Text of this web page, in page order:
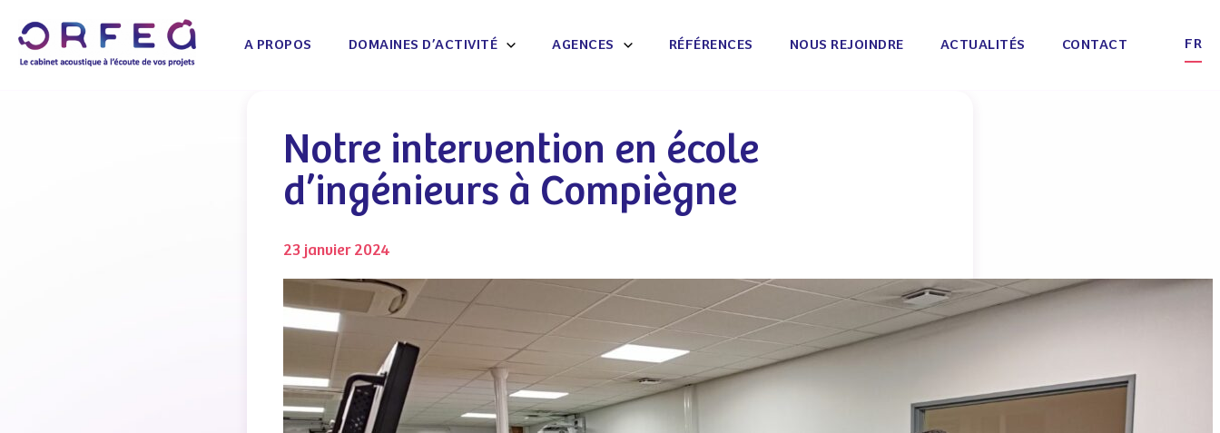
A PROPOS DOMAINES D’ACTIVITÉ AGENCES RÉFÉRENCES NOUS REJOINDRE ACTUALITÉS CONTACT FR
Notre intervention en école
d’ingénieurs à Compiègne
23 janvier 2024